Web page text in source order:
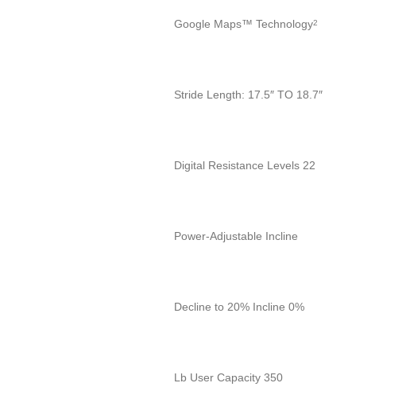
Google Maps™ Technology2
Stride Length: 17.5″ TO 18.7″
22 Digital Resistance Levels
Power-Adjustable Incline
0% Decline to 20% Incline
350 Lb User Capacity